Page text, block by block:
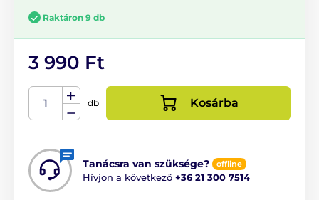
Raktáron 9 db
3 990 Ft
db Kosárba
Tanácsra van szüksége? offline
Hívjon a következő +36 21 300 7514